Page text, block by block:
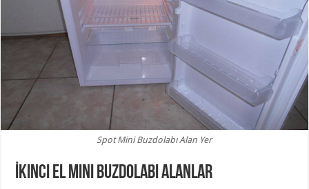
Spot Mini Buzdolabı Alan Yer
İkinci El Mini Buzdolabı Alanlar